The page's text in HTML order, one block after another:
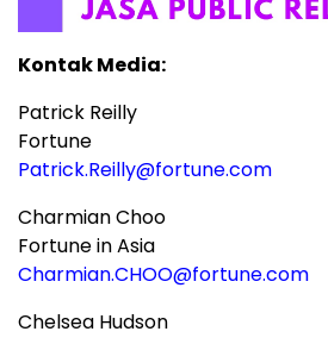
Kontak Media:
Patrick Reilly
Fortune
Patrick.Reilly@fortune.com
Charmian Choo
Fortune in Asia
Charmian.CHOO@fortune.com
Chelsea Hudson